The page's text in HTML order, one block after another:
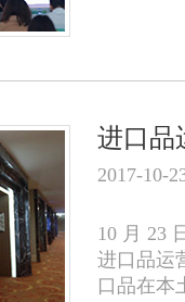
进口品
2017-10-
10 月 23
进口品运
口品在本